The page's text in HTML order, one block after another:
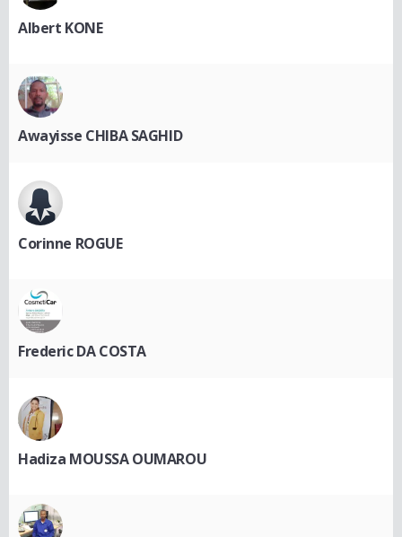
Albert KONE
Awayisse CHIBA SAGHID
Corinne ROGUE
Frederic DA COSTA
Hadiza MOUSSA OUMAROU